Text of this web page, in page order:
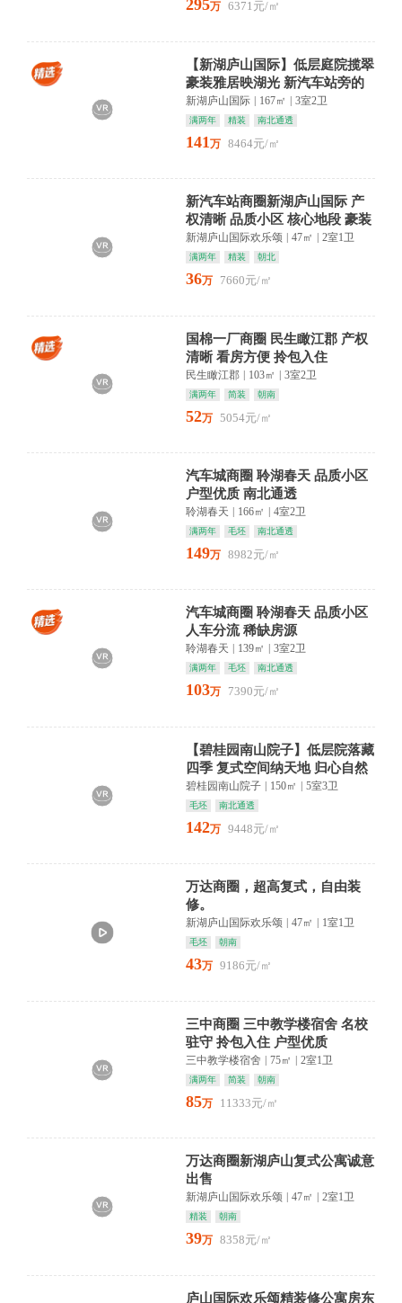
295万 6371元/㎡
【新湖庐山国际】低层庭院揽翠
豪装雅居映湖光 新汽车站旁的
诗意栖居
新湖庐山国际 | 167㎡ | 3室2卫
满两年 精装 南北通透
141万 8464元/㎡
新汽车站商圈新湖庐山国际 产
权清晰 品质小区 核心地段 豪装
复式 全新装修一天未
新湖庐山国际欢乐颂 47㎡ 2室1卫
满两年 精装 朝北
36万 7660元/㎡
国棉一厂商圈 民生瞰江郡 产权
清晰 看房方便 拎包入住
民生瞰江郡 | 103㎡ | 3室2卫
满两年 简装 朝南
52万 5054元/㎡
汽车城商圈 聆湖春天 品质小区
户型优质 南北通透
聆湖春天 166㎡ 4室2卫
满两年 毛坯 南北通透
149万 8982元/㎡
汽车城商圈 聆湖春天 品质小区
人车分流 稀缺房源
聆湖春天 139㎡ 3室2卫
满两年 毛坯 南北通透
103万 7390元/㎡
【碧桂园南山院子】低层院落藏
四季 复式空间纳天地 归心自然
处
碧桂园南山院子 | 150㎡ | 5室3卫
毛坯 南北通透
142万 9448元/㎡
万达商圈，超高复式，自由装
修。
新湖庐山国际欢乐颂 47㎡ 1室1卫
毛坯 朝南
43万 9186元/㎡
三中商圈 三中教学楼宿舍 名校
驻守 拎包入住 户型优质
三中教学楼宿舍 | 75㎡ | 2室1卫
满两年 简装 朝南
85万 11333元/㎡
万达商圈新湖庐山复式公寓诚意
出售
新湖庐山国际欢乐颂 47㎡ 2室1卫
精装 朝南
39万 8358元/㎡
庐山国际欢乐颂精装修公寓房东